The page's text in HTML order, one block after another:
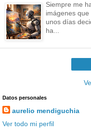
Siempre me
imágenes
unos días
ha...
Datos personales
aurelio mendiguchia
Ver todo mi perfil